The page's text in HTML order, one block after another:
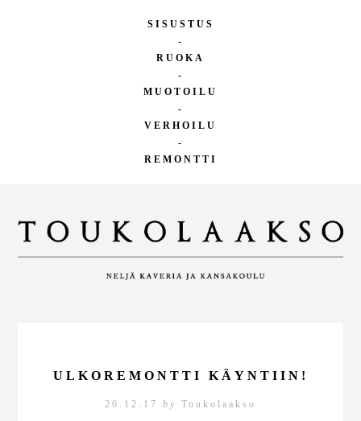
SISUSTUS
-
RUOKA
-
MUOTOILU
-
VERHOILU
-
REMONTTI
ULKOREMONTTI KÄYNTIIN!
26.12.17 by Toukolaakso